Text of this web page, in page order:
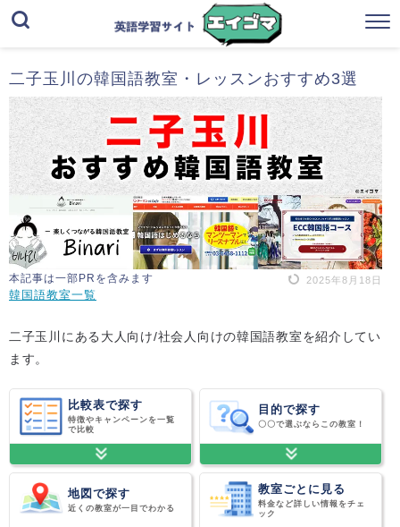
二子玉川の韓国語教室・レッスンおすすめ3選
本記事は一部PRを含みます 2025年8月18日
韓国語教室一覧
二子玉川にある大人向け/社会人向けの韓国語教室を紹介してい
ます。
比較表で探す
特徴やキャンペーンを一覧
で比較
目的で探す
〇〇で選ぶならこの教室！
地図で探す
近くの教室が一目でわかる
教室ごとに見る
料金など詳しい情報をチェ
ック